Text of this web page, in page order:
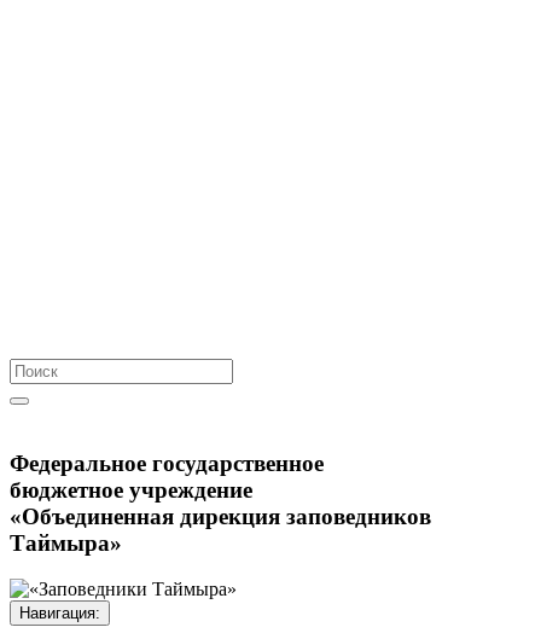
Федеральное государственное
бюджетное учреждение
«Объединенная дирекция заповедников
Таймыра»
Навигация: